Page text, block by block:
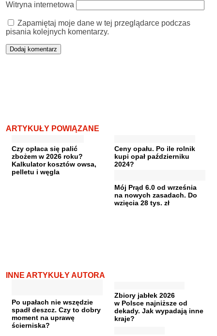
Witryna internetowa
Zapamiętaj moje dane w tej przeglądarce podczas
pisania kolejnych komentarzy.
ARTYKUŁY POWIĄZANE
Czy opłaca się palić
zbożem w 2026 roku?
Kalkulator kosztów owsa,
pelletu i węgla
Ceny opału. Po ile rolnik
kupi opał październiku
2024?
Mój Prąd 6.0 od września
na nowych zasadach. Do
wzięcia 28 tys. zł
INNE ARTYKUŁY AUTORA
Po upałach nie wszędzie
spadł deszcz. Czy to dobry
moment na uprawę
ścierniska?
Zbiory jabłek 2026
w Polsce najniższe od
dekady. Jak wypadają inne
kraje?